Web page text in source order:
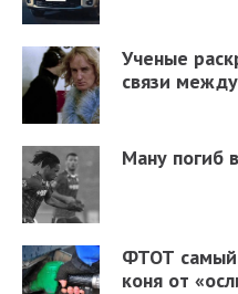
Ученые
связи
Ману погиб
ФТОТ
коня от